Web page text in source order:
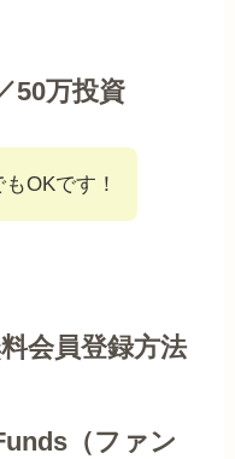
50万投資
OKです！
会員登録方法
（ファン